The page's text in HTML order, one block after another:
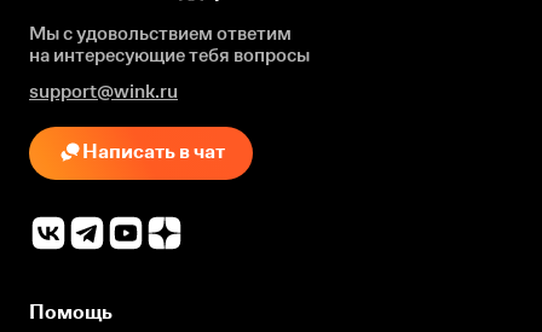
Мы с удовольствием ответим
на интересующиетебя вопросы
support@wink.ru
Написать в чат
Помощь